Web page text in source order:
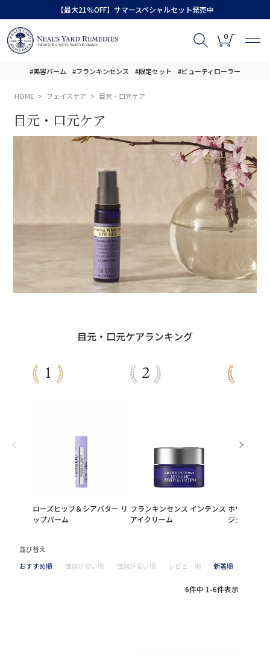
【最大21％OFF】サマースペシャルセット発売中
0
#美容バーム #フランキンセンス #限定セット #ビューティローラー
HOME フェイスケア 目元・口元ケア
目元・口元ケア
目元・口元ケアランキング
ローズヒップ＆シアバター リ
ップバーム
フランキンセンス インテンス
アイクリーム
ホワイトテ
ジェル
並び替え
おすすめ順
価格が安い順 価格が高い順 レビュー順 新着順
6件中 1-6件表示